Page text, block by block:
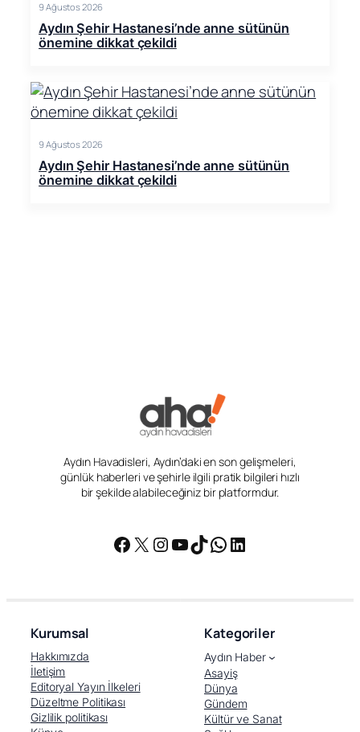
9 Ağustos 2026
Aydın Şehir Hastanesi’nde anne sütünün
önemine dikkat çekildi
9 Ağustos 2026
Aydın Şehir Hastanesi’nde anne sütünün
önemine dikkat çekildi
Aydın Havadisleri, Aydın’daki en son gelişmeleri,
günlük haberleri ve şehirle ilgili pratik bilgileri hızlı
bir şekilde alabileceğiniz bir platformdur.
Facebook
X Instagram
YouTube
TikTok
WhatsApp
LinkedIn
Kurumsal
Hakkımızda
İletişim
Editoryal Yayın İlkeleri
Düzeltme Politikası
Gizlilik politikası
Kategoriler
Aydın Haber
Asayiş
Dünya
Gündem
Kültür ve Sanat